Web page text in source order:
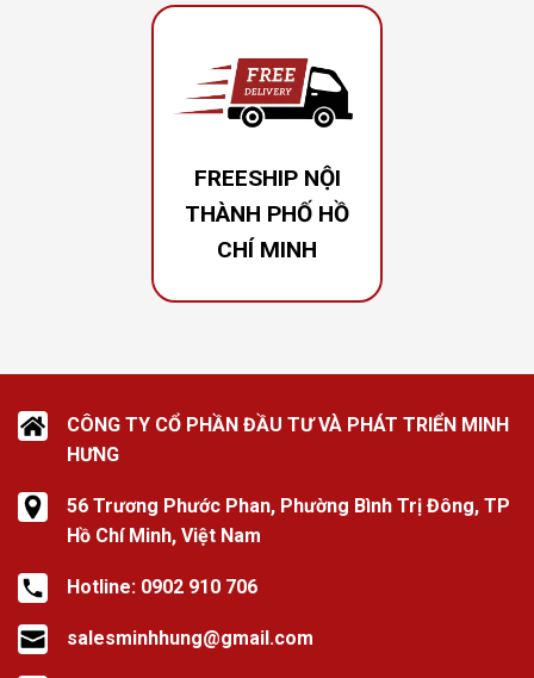
FREESHIP NỘI
THÀNH PHỐ HỒ
CHÍ MINH
HỖ TRỢ GIAO HÀNG
VÀ LẮP ĐẶT NHANH
XEM THÊM
CÔNG TY CỔ PHẦN ĐẦU TƯ VÀ PHÁT TRIỂN MINH
HƯNG
56 Trương Phước Phan, Phường Bình Trị Đông, TP
Hồ Chí Minh, Việt Nam
Hotline: 0902 910 706
salesminhhung@gmail.com